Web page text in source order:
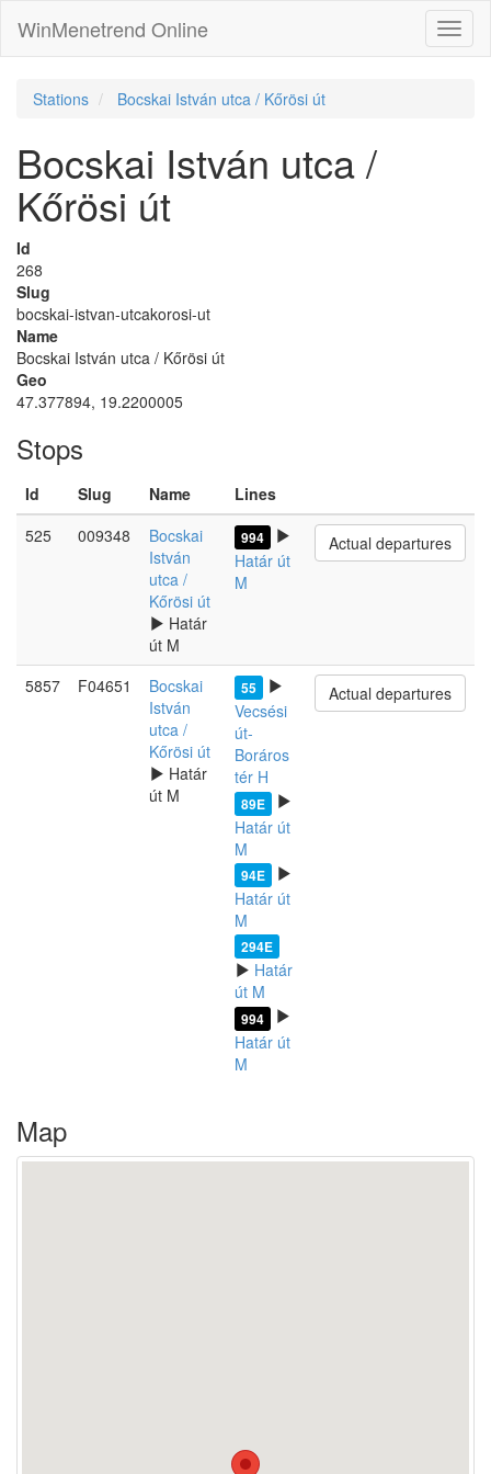
WinMenetrend Online
Stations Bocskai István utca / Kőrösi út
Bocskai István utca /
Kőrösi út
Id
268
Slug
bocskai-istvan-utcakorosi-ut
Name
Bocskai István utca / Kőrösi út
Geo
47.377894, 19.2200005
Stops
Id Slug Name
Lines
525
009348
Bocskai
István
utca /
Kőrösi út
Határ
út M
994
Határ út
M
Actual departures
5857 F04651
Bocskai
István
utca /
Kőrösi út
Határ
út M
55
Vecsési
út-
Boráros
tér H
89E
Határ út
M
94E
Határ út
M
294E
Határ
út M
994
Határ út
M
Actual departures
Map